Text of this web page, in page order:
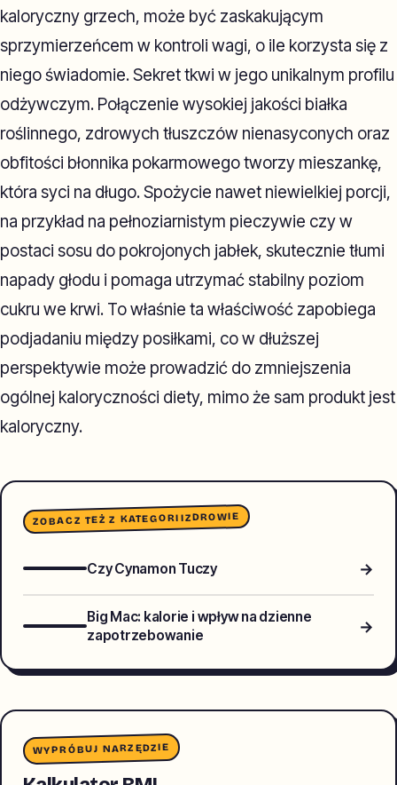
kaloryczny grzech, może być zaskakującym
sprzymierzeńcem w kontroli wagi, o ile korzysta się z
niego świadomie. Sekret tkwi w jego unikalnym profilu
odżywczym. Połączenie wysokiej jakości białka
roślinnego, zdrowych tłuszczów nienasyconych oraz
obfitości błonnika pokarmowego tworzy mieszankę,
która syci na długo. Spożycie nawet niewielkiej porcji,
na przykład na pełnoziarnistym pieczywie czy w
postaci sosu do pokrojonych jabłek, skutecznie tłumi
napady głodu i pomaga utrzymać stabilny poziom
cukru we krwi. To właśnie ta właściwość zapobiega
podjadaniu między posiłkami, co w dłuższej
perspektywie może prowadzić do zmniejszenia
ogólnej kaloryczności diety, mimo że sam produkt jest
kaloryczny.
ZOBACZ TEŻ Z KATEGORIIZDROWIE
Czy Cynamon Tuczy →
Big Mac: kalorie i wpływ na dzienne
zapotrzebowanie
→
WYPRÓBUJ NARZĘDZIE